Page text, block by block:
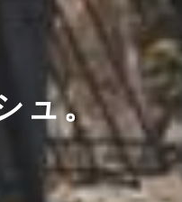
ュ。